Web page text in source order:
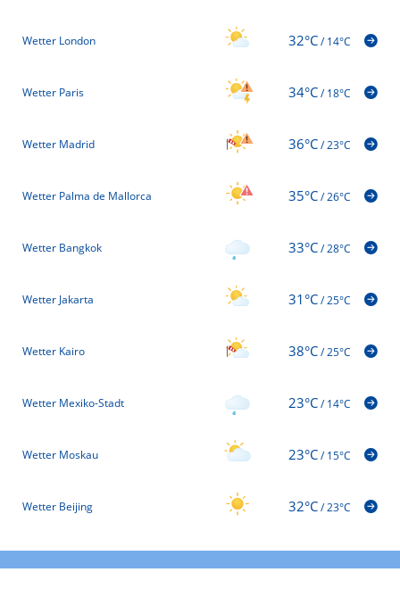
Wetter London 32°C/14°C
Wetter Paris 34°C/18°C
Wetter Madrid 36°C/23°C
Wetter Palma de Mallorca 35°C/26°C
Wetter Bangkok 33°C/28°C
Wetter Jakarta 31°C/25°C
Wetter Kairo 38°C/25°C
Wetter Mexiko-Stadt 23°C/14°C
Wetter Moskau 23°C/15°C
Wetter Beijing 32°C/23°C